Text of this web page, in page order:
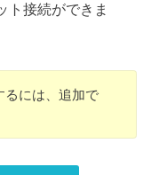
ト接続ができま
るには、追加で